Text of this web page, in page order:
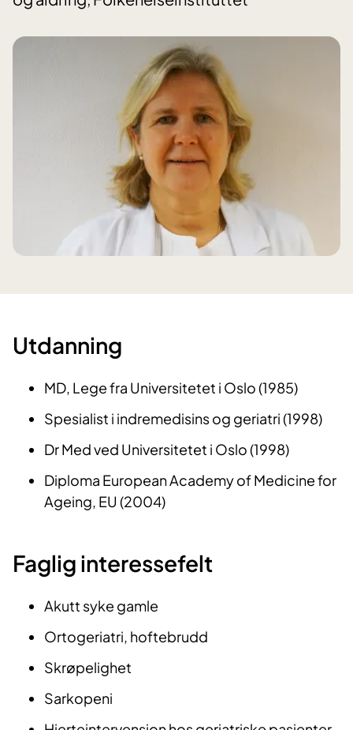
Utdanning
MD, Lege fra Universitetet i Oslo (1985)
Spesialist i indremedisins og geriatri (1998)
Dr Med ved Universitetet i Oslo (1998)
Diploma European Academy of Medicine for
Ageing, EU (2004)
Faglig interessefelt
Akutt syke gamle
Ortogeriatri, hoftebrudd
Skrøpelighet
Sarkopeni